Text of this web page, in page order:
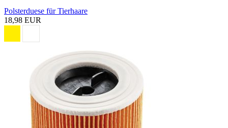
Polsterduese für Tierhaare
18,98 EUR